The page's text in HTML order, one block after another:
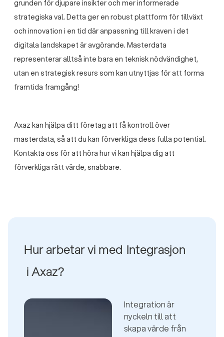
grunden för djupare insikter och mer informerade
strategiska val. Detta ger en robust plattform för tillväxt
och innovation i en tid där anpassning till kraven i det
digitala landskapet är avgörande. Masterdata
representerar alltså inte bara en teknisk nödvändighet,
utan en strategisk resurs som kan utnyttjas för att forma
framtida framgång!
Axaz kan hjälpa ditt företag att få kontroll över
masterdata, så att du kan förverkliga dess fulla potential.
Kontakta oss för att höra hur vi kan hjälpa dig att
förverkliga rätt värde, snabbare.
Hur arbetar vi med Integrasjon
i Axaz?
Integration är
nyckeln till att
skapa värde från